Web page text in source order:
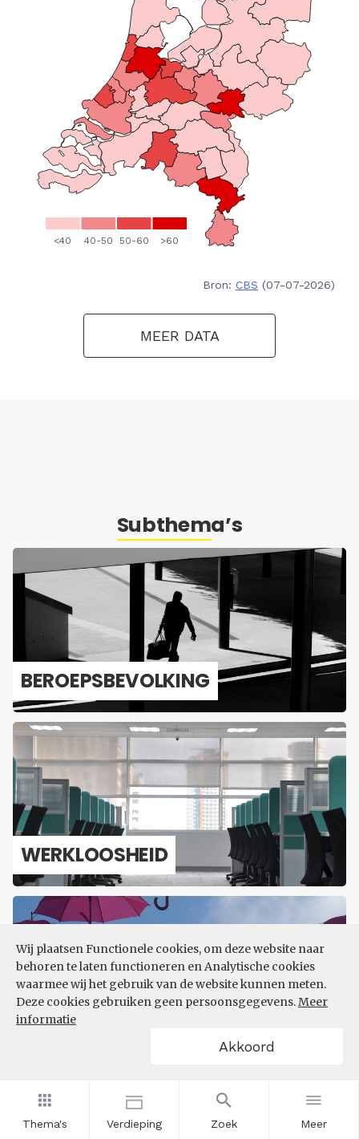
Thema's Verdieping Zoek Meer
Wij plaatsen Functionele cookies, om deze website naar
behoren te laten functioneren en Analytische cookies
waarmee wij het gebruik van de website kunnen meten.
Deze cookies gebruiken geen persoonsgegevens.Meer
informatie
Akkoord
Bron: CBS (07-07-2026)
MEER DATA
Subthema’s
BE­ROEPS­BE­VOL­KING
WERK­LOOS­HEID
SO­CI­A­LE ZE­KER­HEID